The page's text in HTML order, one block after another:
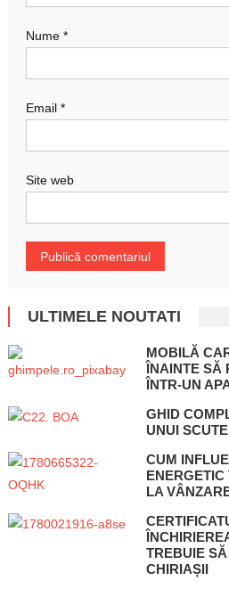
Nume *
Email *
Site web
ULTIMELE NOUTATI
MOBILĂ
ÎNAINTE SĂ
ÎNTR-UN
GHID
UNUI
CUM
LA
TREBUIE
CHIRIAȘII